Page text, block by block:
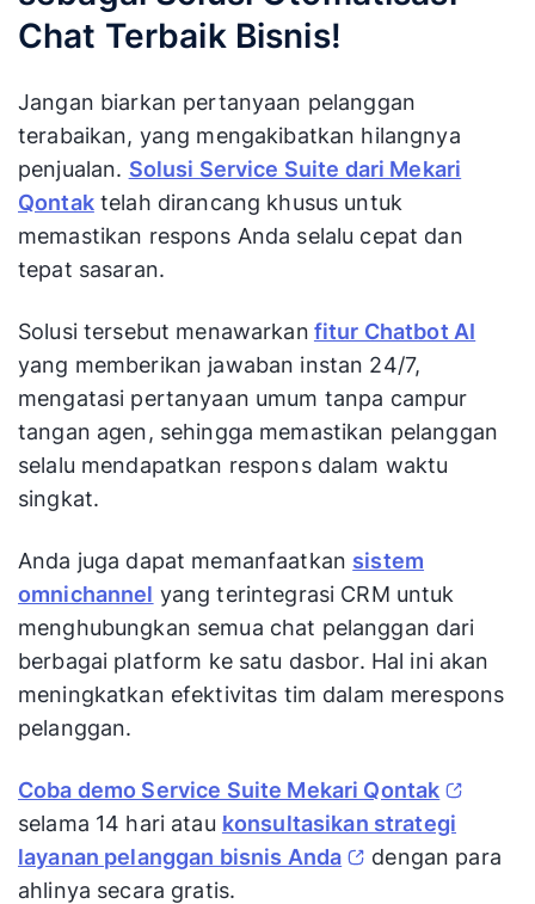
Chat Terbaik Bisnis!
Jangan biarkan pertanyaan pelanggan
terabaikan, yang mengakibatkan hilangnya
penjualan. Solusi Service Suite dari Mekari
Qontaktelah dirancang khusus untuk
memastikan respons Anda selalu cepat dan
tepat sasaran.
Solusi tersebut menawarkan fitur Chatbot AI
yang memberikan jawaban instan 24/7,
mengatasi pertanyaan umum tanpa campur
tangan agen, sehingga memastikan pelanggan
selalu mendapatkan respons dalam waktu
singkat.
Anda juga dapat memanfaatkan sistem
omnichannel yang terintegrasi CRM untuk
menghubungkan semua chat pelanggan dari
berbagai platform ke satu dasbor. Hal ini akan
meningkatkan efektivitas tim dalam merespons
pelanggan.
Coba demo Service Suite Mekari Qontak
selama 14 hari atau konsultasikan strategi
layanan pelanggan bisnis Anda
dengan para
ahlinya secara gratis.